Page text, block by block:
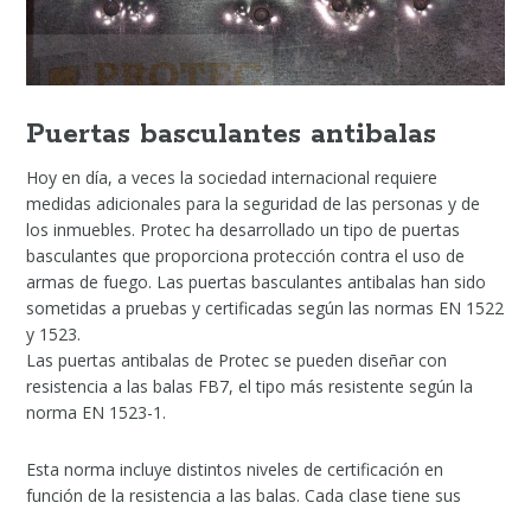
Puertas basculantes antibalas
Hoy en día, a veces la sociedad internacional requiere
medidas adicionales para la seguridad de las personas y de
los inmuebles. Protec ha desarrollado un tipo de puertas
basculantes que proporciona protección contra el uso de
armas de fuego. Las puertas basculantes antibalas han sido
sometidas a pruebas y certificadas según las normas EN 1522
y 1523.
Las puertas antibalas de Protec se pueden diseñar con
resistencia a las balas FB7, el tipo más resistente según la
norma EN 1523-1.
Esta norma incluye distintos niveles de certificación en
función de la resistencia a las balas. Cada clase tiene sus